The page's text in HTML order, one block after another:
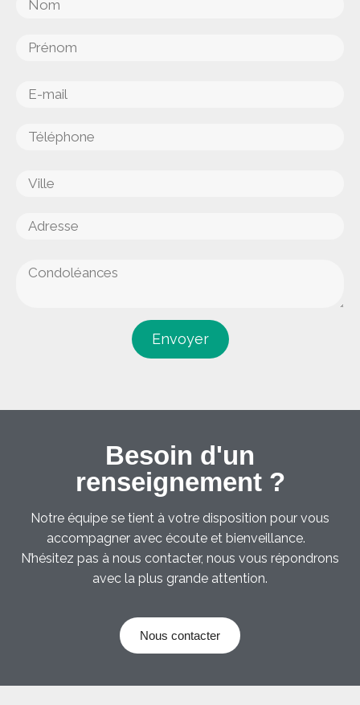
Envoyer
Besoin d'un
renseignement ?
Notre équipe se tient à votre disposition pour vous
accompagner avec écoute et bienveillance.
N’hésitez pas à nous contacter, nous vous répondrons
avec la plus grande attention.
Nous contacter